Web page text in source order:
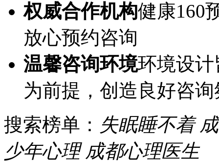
权威合作机构健康160
放心预约咨询
温馨咨询环境环境设
为前提，创造良好咨
搜索榜单： 失眠睡不着
少年心理 成都心理医生